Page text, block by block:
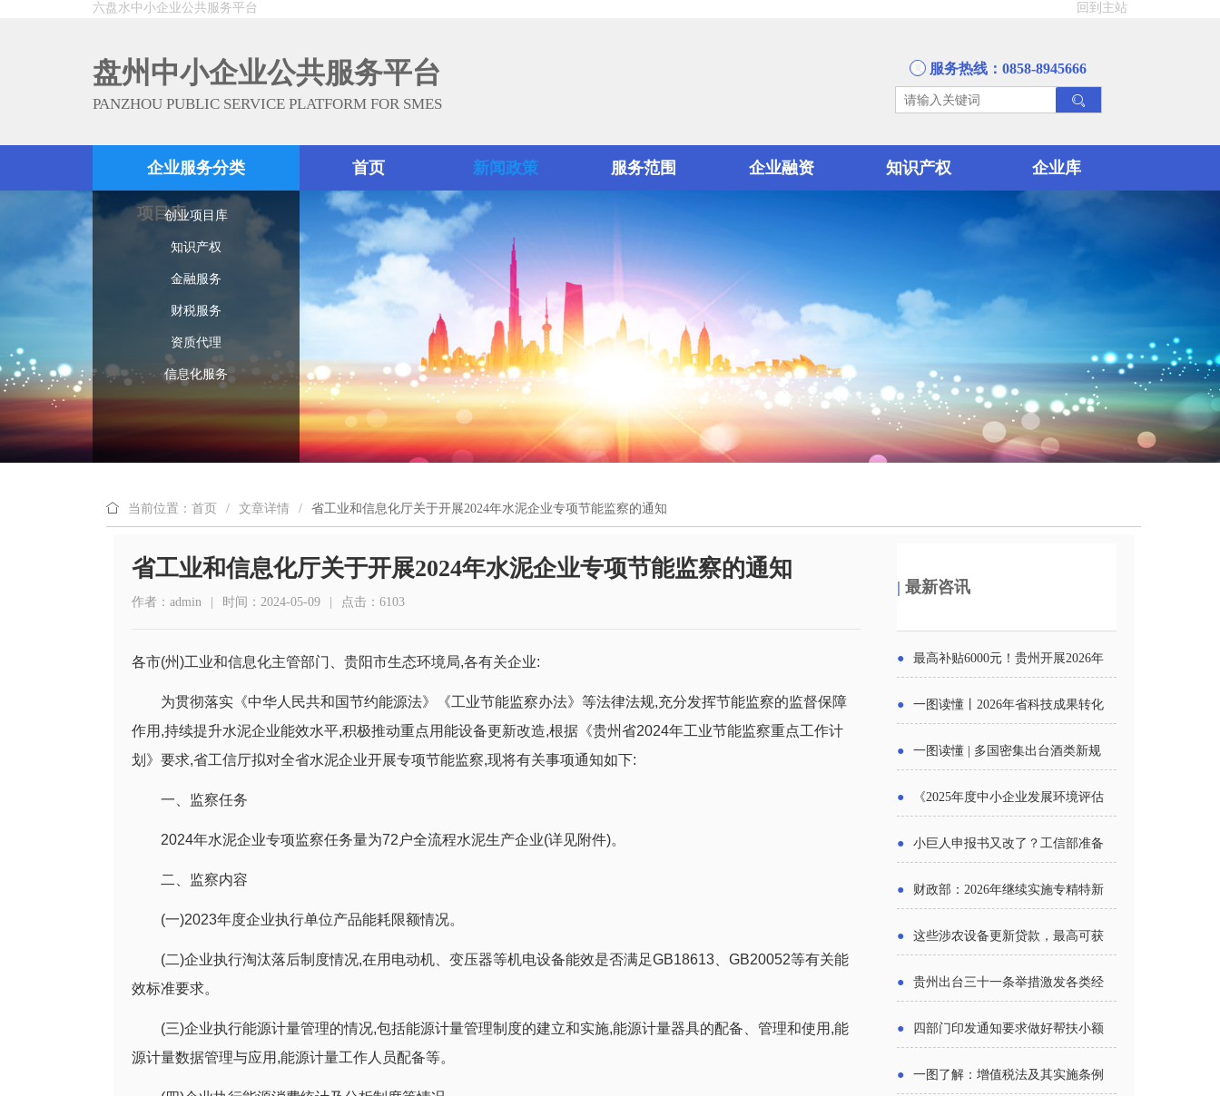
回到主站
六盘水中小企业公共服务平台
盘州中小企业公共服务平台
PANZHOU PUBLIC SERVICE PLATFORM FOR SMES
服务热线：0858-8945666
企业服务分类
创业项目库
知识产权
金融服务
财税服务
资质代理
信息化服务
首页 新闻政策 服务范围 企业融资 知识产权 企业库
项目库
当前位置：首页 / 文章详情 / 省工业和信息化厅关于开展2024年水泥企业专项节能监察的通知
省工业和信息化厅关于开展2024年水泥企业专项节能监察的通知
作者：admin | 时间：2024-05-09 | 点击：6103
各市(州)工业和信息化主管部门、贵阳市生态环境局,各有关企业:
为贯彻落实《中华人民共和国节约能源法》《工业节能监察办法》等法律法规,充分发挥节能监察的监督保障
作用,持续提升水泥企业能效水平,积极推动重点用能设备更新改造,根据《贵州省2024年工业节能监察重点工作计
划》要求,省工信厅拟对全省水泥企业开展专项节能监察,现将有关事项通知如下:
一、监察任务
2024年水泥企业专项监察任务量为72户全流程水泥生产企业(详见附件)。
二、监察内容
(一)2023年度企业执行单位产品能耗限额情况。
(二)企业执行淘汰落后制度情况,在用电动机、变压器等机电设备能效是否满足GB18613、GB20052等有关能
效标准要求。
(三)企业执行能源计量管理的情况,包括能源计量管理制度的建立和实施,能源计量器具的配备、管理和使用,能
源计量数据管理与应用,能源计量工作人员配备等。
|最新咨讯
● 最高补贴6000元！贵州开展2026年
● 一图读懂丨2026年省科技成果转化
● 一图读懂 | 多国密集出台酒类新规
● 《2025年度中小企业发展环境评估
● 小巨人申报书又改了？工信部准备
● 财政部：2026年继续实施专精特新
● 这些涉农设备更新贷款，最高可获
● 贵州出台三十一条举措激发各类经
● 四部门印发通知要求做好帮扶小额
● 一图了解：增值税法及其实施条例